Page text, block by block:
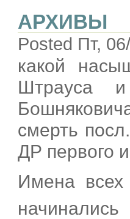
АРХИВЫ
Posted Пт,
какой
Штрауса
смерть
ДР первого
Имена всех